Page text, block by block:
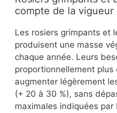
compte de la vigueur
Les rosiers grimpants et
produisent une masse
chaque année. Leurs
proportionnellement plus
augmenter légèrement
(+ 20 à 30 %), sans
maximales indiquées